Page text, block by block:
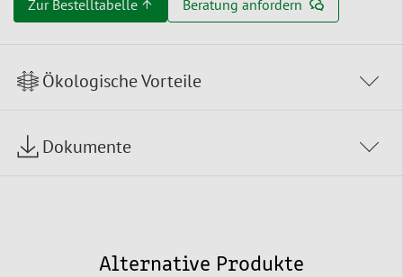
Zur Bestelltabelle ↑ Beratung anfordern
Ökologische Vorteile
Dokumente
Alternative Produkte